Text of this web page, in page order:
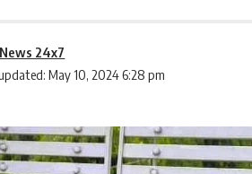
May 10, 2024 6:28 pm
24x7